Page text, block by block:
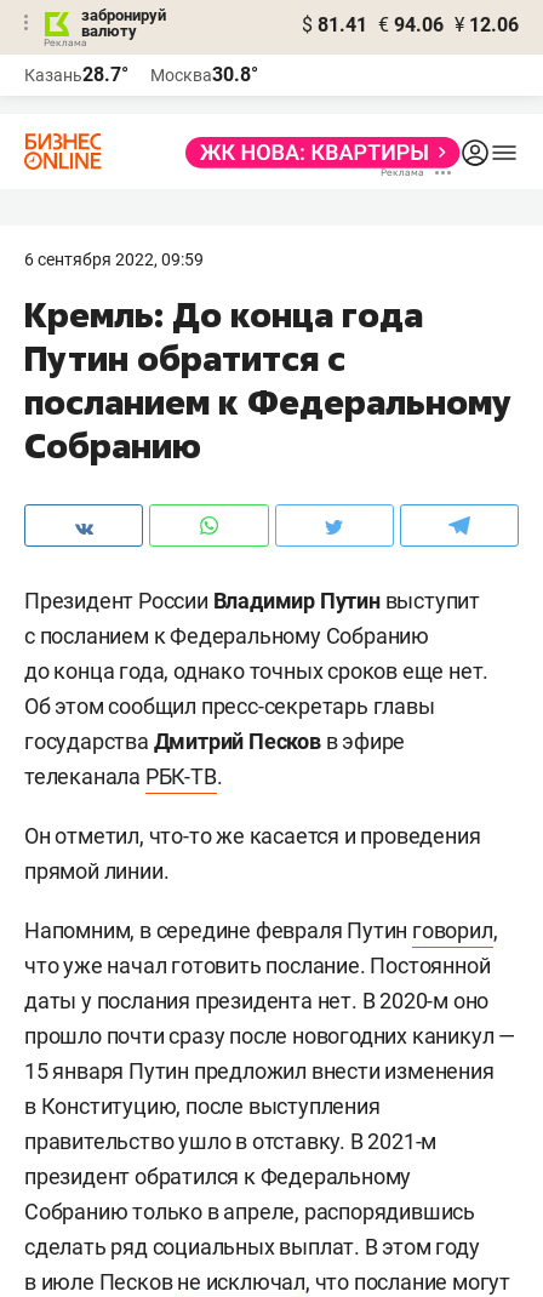
забронируй
валюту
$ 81.41 € 94.06 ¥ 12.06
Казань28.7° Москва30.8°
6 сентября 2022, 09:59
Кремль: До конца года
Путин обратится с
посланием к Федеральному
Собранию
Президент России Владимир Путинвыступит
с посланием к Федеральному Собранию
до конца года, однако точных сроков еще нет.
Об этом сообщил пресс-секретарь главы
государства Дмитрий Песковв эфире
телеканала РБК-ТВ.
Он отметил, что-то же касается и проведения
прямой линии.
Напомним, в середине февраля Путин говорил,
что уже начал готовить послание. Постоянной
даты у послания президента нет. В 2020-м оно
прошло почти сразу после новогодних каникул —
15 января Путин предложил внести изменения
в Конституцию, после выступления
правительство ушло в отставку. В 2021-м
президент обратился к Федеральному
Собранию только в апреле, распорядившись
сделать ряд социальных выплат. В этом году
в июле Песковне исключал, что послание могут